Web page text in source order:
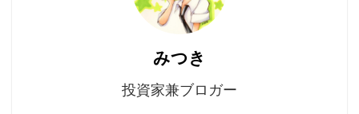
みつき
投資家兼ブロガー